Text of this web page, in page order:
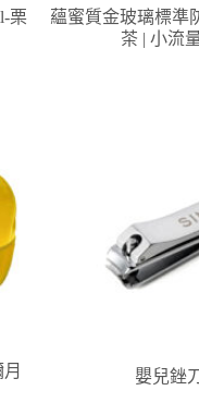
栗
蘊蜜質金玻璃標準
茶 | 小流
嬰兒銼